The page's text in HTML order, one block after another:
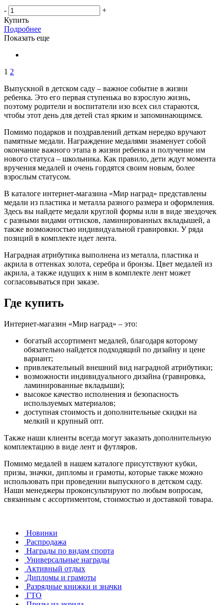
-
+
Купить
Подробнее
Показать еще
1 2
Выпускной в детском саду – важное событие в жизни
ребенка. Это его первая ступенька во взрослую жизнь,
поэтому родители и воспитатели изо всех сил стараются,
чтобы этот день для детей стал ярким и запоминающимся.
Помимо подарков и поздравлений деткам нередко вручают
памятные медали. Награждение медалями знаменует собой
окончание важного этапа в жизни ребенка и получение им
нового статуса – школьника. Как правило, дети ждут момента
вручения медалей и очень гордятся своим новым, более
взрослым статусом.
В каталоге интернет-магазина «Мир наград» представлены
медали из пластика и металла разного размера и оформления.
Здесь вы найдете медали круглой формы или в виде звездочек
с разными видами оттисков, ламинированных вкладышей, а
также возможностью индивидуальной гравировки. У ряда
позиций в комплекте идет лента.
Наградная атрибутика выполнена из металла, пластика и
акрила в оттенках золота, серебра и бронзы. Цвет медалей из
акрила, а также идущих к ним в комплекте лент может
согласовываться при заказе.
Где купить
Интернет-магазин «Мир наград» – это:
богатый ассортимент медалей, благодаря которому
обязательно найдется подходящий по дизайну и цене
вариант;
привлекательный внешний вид наградной атрибутики;
возможности индивидуального дизайна (гравировка,
ламинированные вкладыши);
высокое качество исполнения и безопасность
используемых материалов;
доступная стоимость и дополнительные скидки на
мелкий и крупный опт.
Также наши клиенты всегда могут заказать дополнительную
комплектацию в виде лент и футляров.
Помимо медалей в нашем каталоге присутствуют кубки,
призы, значки, дипломы и грамоты, которые также можно
использовать при проведении выпускного в детском саду.
Наши менеджеры проконсультируют по любым вопросам,
связанным с ассортиментом, стоимостью и доставкой товара.
Новинки
Распродажа
Награды по видам спорта
Универсальные награды
Активный отдых
Дипломы и грамоты
Разрядные книжки и значки
ГТО